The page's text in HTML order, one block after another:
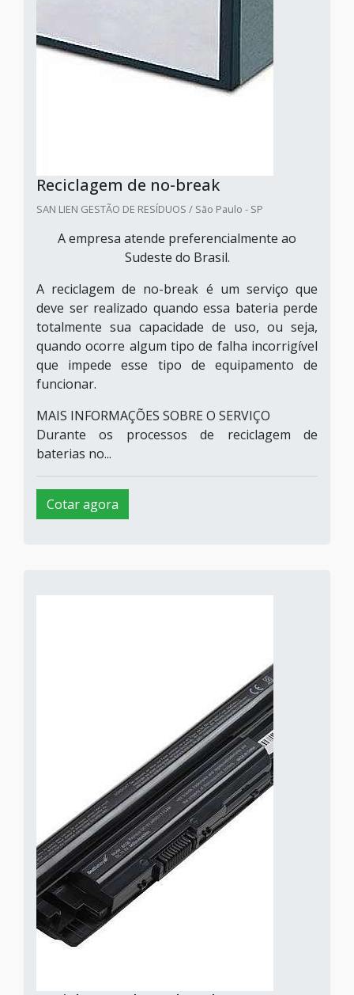
Reciclagem de no-break
SAN LIEN GESTÃO DE RESÍDUOS / São Paulo - SP
A empresa atende preferencialmente ao
Sudeste do Brasil.
A reciclagem de no-break é um serviço que
deve ser realizado quando essa bateria perde
totalmente sua capacidade de uso, ou seja,
quando ocorre algum tipo de falha incorrigível
que impede esse tipo de equipamento de
funcionar.
MAIS INFORMAÇÕES SOBRE O SERVIÇO
Durante os processos de reciclagem de
baterias no...
Cotar agora